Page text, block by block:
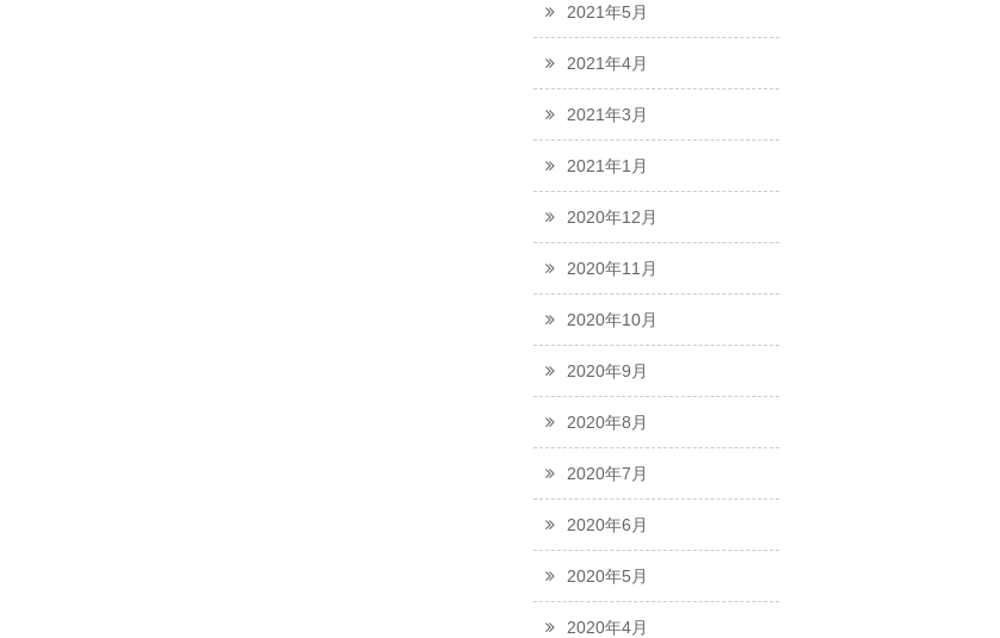
2021年5月
2021年4月
2021年3月
2021年1月
2020年12月
2020年11月
2020年10月
2020年9月
2020年8月
2020年7月
2020年6月
2020年5月
2020年4月